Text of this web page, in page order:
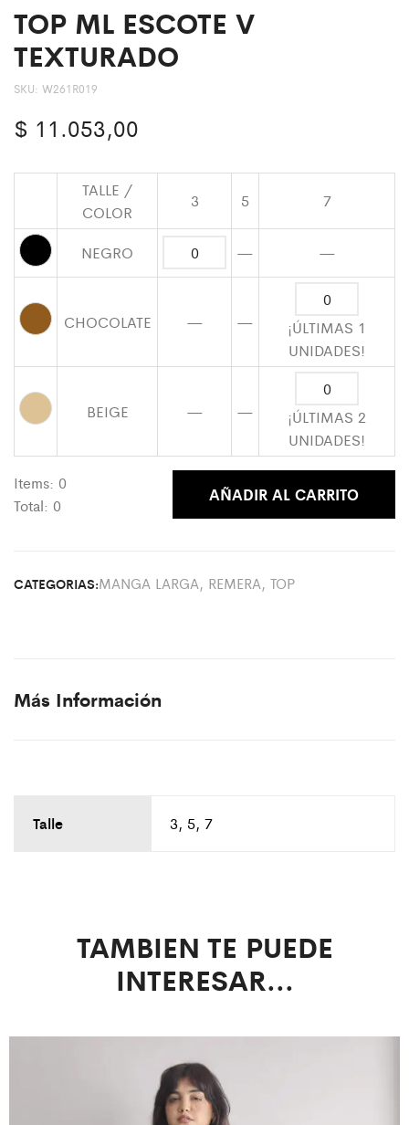
TOP ML ESCOTE V
TEXTURADO
SKU: W261R019
$ 11.053,00
TALLE /
COLOR
3 5 7
NEGRO — —
CHOCOLATE — —
¡ÚLTIMAS 1
UNIDADES!
BEIGE — —
¡ÚLTIMAS 2
UNIDADES!
Items: 0
Total: 0
AÑADIR AL CARRITO
CATEGORIAS:MANGA LARGA, REMERA, TOP
Más Información
Talle 3, 5, 7
TAMBIEN TE PUEDE
INTERESAR...